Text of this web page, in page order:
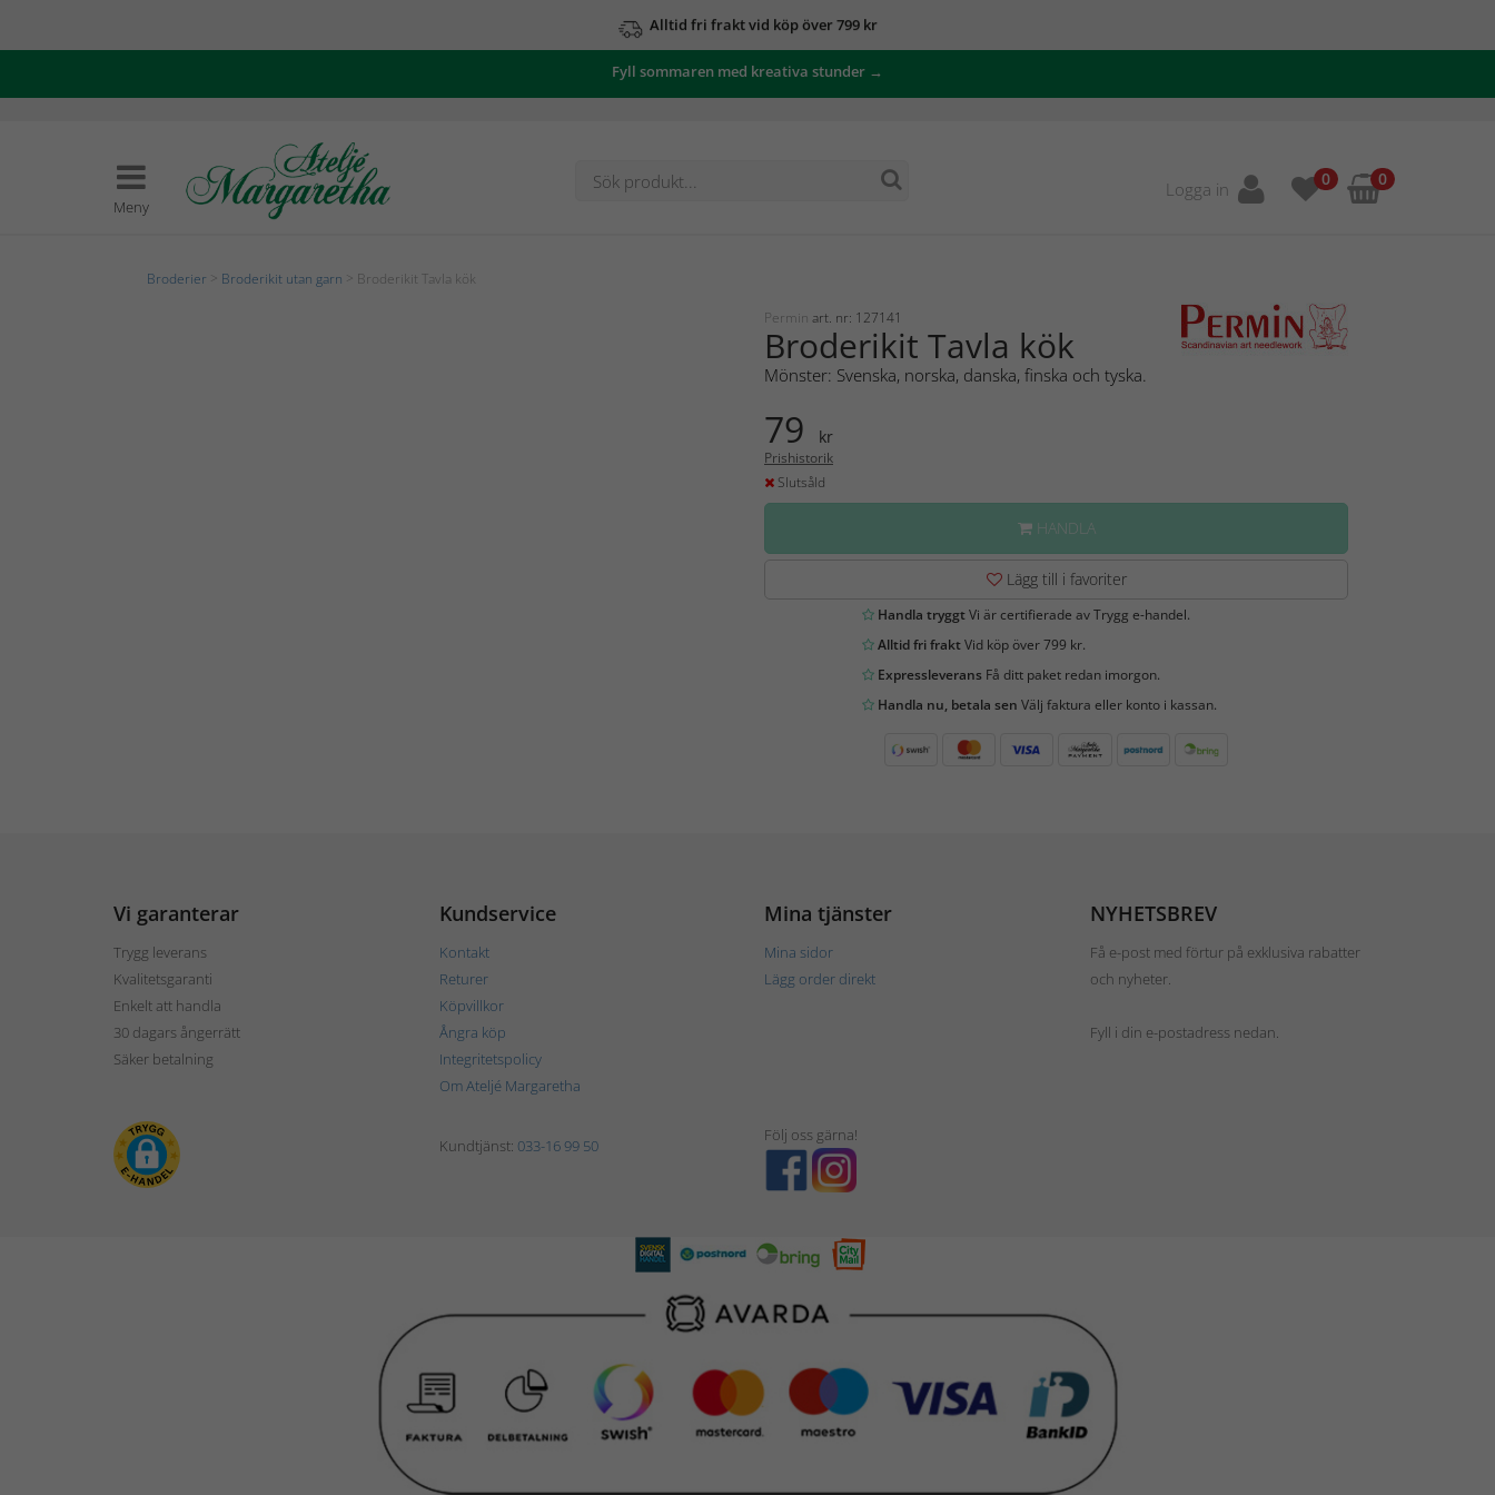
Alltid fri frakt vid köp över 799 kr
Fyll sommaren med kreativa stunder →
Meny
Logga in 0 0
Broderier Broderikit utan garn > Broderikit Tavla kök
Permin art. nr: 127141
Broderikit Tavla kök
Mönster: Svenska, norska, danska, finska och tyska.
79 kr
Prishistorik
Slutsåld
HANDLA
Lägg till i favoriter
Handla tryggtVi är certifierade av Trygg e-handel.
Alltid fri fraktVid köp över 799 kr.
ExpressleveransFå ditt paket redan imorgon.
Handla nu, betala sen Välj faktura eller konto i kassan.
Vi garanterar
Trygg leverans
Kvalitetsgaranti
Enkelt att handla
30 dagars ångerrätt
Säker betalning
Kundservice
Kontakt
Returer
Köpvillkor
Ångra köp
Integritetspolicy
Om Ateljé Margaretha
Mina tjänster
Mina sidor
Lägg order direkt
NYHETSBREV
Få e-post med förtur på exklusiva rabatter
och nyheter.
Fyll i din e-postadress nedan.
Kundtjänst: 033-16 99 50
Följ oss gärna!